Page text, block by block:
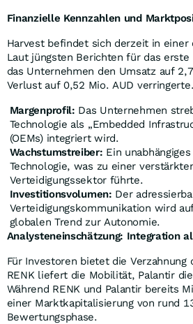
Finanzielle Kennzahlen und
Harvest befindet sich derzeit in
Laut jüngsten Berichten für das erste
das Unternehmen den Umsatz auf
Verlust auf 0,52 Mio. AUD verringerte.
Margenprofil: Das Unternehmen
Technologie als „Embedded
(OEMs) integriert wird.
Wachstumstreiber: Ein
Technologie, was zu einer
Verteidigungssektor führte.
Investitionsvolumen: Der
Verteidigungskommunikation wird
globalen Trend zur Autonomie.
Analysteneinschätzung: Integration
Für Investoren bietet die
RENK liefert die Mobilität, Palantir
Während RENK und Palantir bereits
einer Marktkapitalisierung von rund
Bewertungsphase.